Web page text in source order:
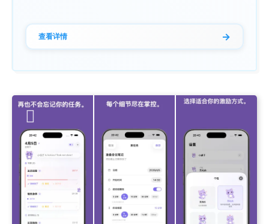
查看详情 →